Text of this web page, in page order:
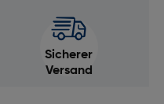
Sicherer
Versand